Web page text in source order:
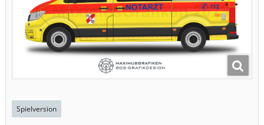
Spielversion